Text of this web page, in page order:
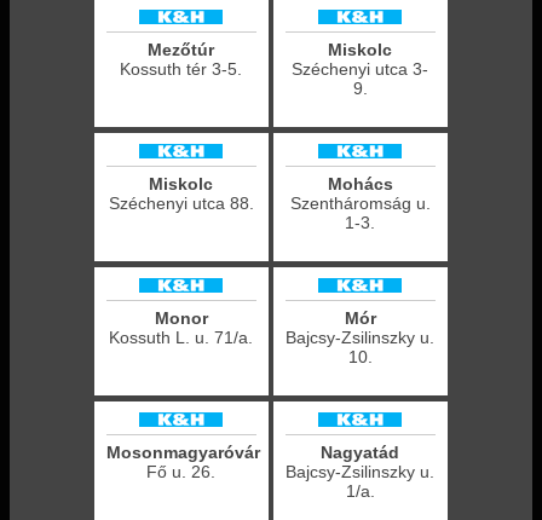
Mezőtúr
Kossuth tér 3-5.
Miskolc
Széchenyi utca 3-
9.
Miskolc
Széchenyi utca 88.
Mohács
Szentháromság u.
1-3.
Monor
Kossuth L. u. 71/a.
Mór
Bajcsy-Zsilinszky u.
10.
Mosonmagyaróvár
Fő u. 26.
Nagyatád
Bajcsy-Zsilinszky u.
1/a.